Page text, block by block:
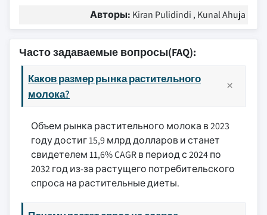
Авторы: Kiran Pulidindi , Kunal Ahuja
Часто задаваемые вопросы(FAQ):
Каков размер рынка растительного
молока?
Объем рынка растительного молока в 2023
году достиг 15,9 млрд долларов и станет
свидетелем 11,6% CAGR в период с 2024 по
2032 год из-за растущего потребительского
спроса на растительные диеты.